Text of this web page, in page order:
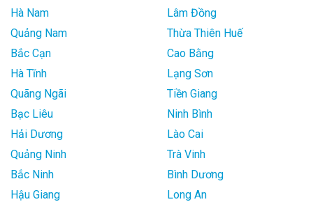
Hà Nam
Lâm Đồng
Quảng Nam
Thừa Thiên Huế
Bắc Cạn
Cao Bằng
Hà Tĩnh
Lạng Sơn
Quãng Ngãi
Tiền Giang
Bạc Liêu
Ninh Bình
Hải Dương
Lào Cai
Quảng Ninh
Trà Vinh
Bắc Ninh
Bình Dương
Hậu Giang
Long An